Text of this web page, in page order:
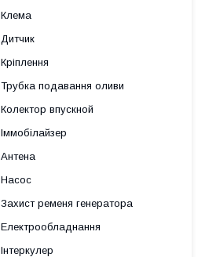
Клема
Дитчик
Кріплення
Трубка подавання оливи
Колектор впускной
Іммобілайзер
Антена
Насос
Захист ременя генератора
Електрообладнання
Інтеркулер